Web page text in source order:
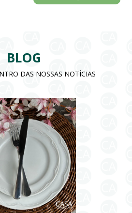
BLOG
DAS NOSSAS NOTÍCIAS